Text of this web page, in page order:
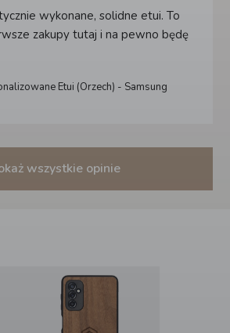
wykonane, solidne etui. To
zakupy tutaj i na pewno będę
Etui (Orzech) - Samsung
wszystkie opinie